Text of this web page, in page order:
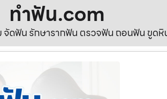
ทําฟัน.com
ดฟัน รักษารากฟัน ตรวจฟัน ถอนฟัน ขูด